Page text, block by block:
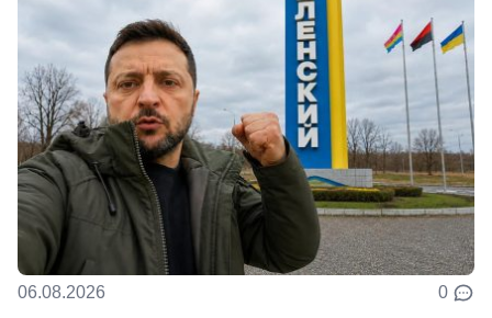
06.08.2026 0